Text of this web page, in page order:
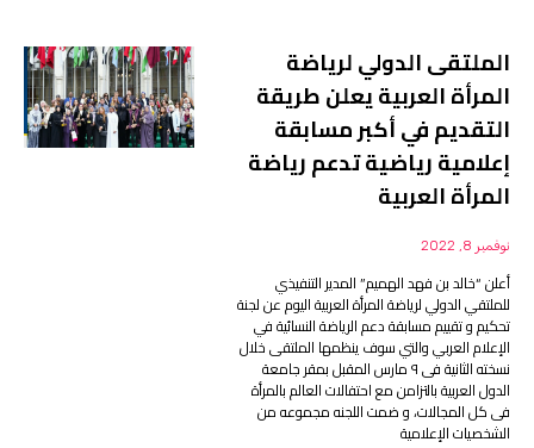
الملتقى الدولي لرياضة
المرأة العربية يعلن طريقة
التقديم في أكبر مسابقة
إعلامية رياضية تدعم رياضة
المرأة العربية
نوفمبر 8, 2022
أعلن “خالد بن فهد الهميم” المدير التنفيذي
للملتقي الدولي لرياضة المرأة العربية اليوم عن لجنة
تحكيم و تقييم مسابقة دعم الرياضة النسائية في
الإعلام العربي والتي سوف ينظمها الملتقى خلال
نسخته الثانية فى ٩ مارس المقبل بمقر جامعة
الدول العربية بالتزامن مع احتفالات العالم بالمرأة
فى كل المجالات، و ضمت اللجنه مجموعه من
الشخصيات الإعلامية